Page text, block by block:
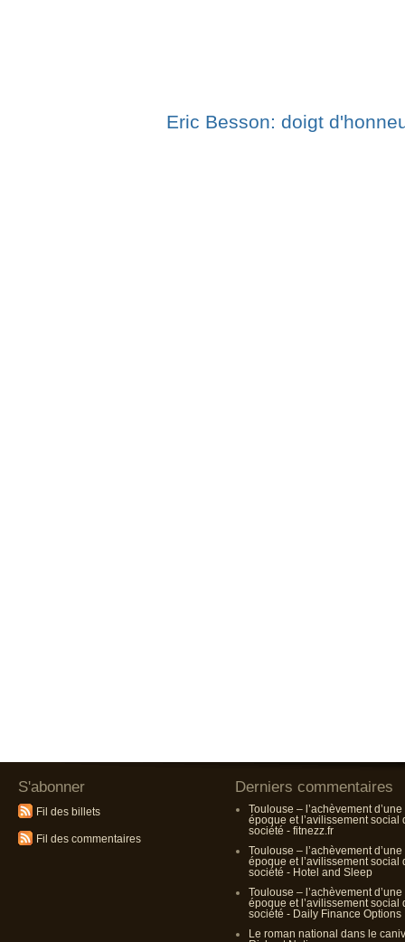
Eric Besson: doigt
S'abonner
Fil des billets
Fil des commentaires
Derniers commentaires
Toulouse – l’achèvement d’une
époque et l’avilissement social
société - fitnezz.fr
Toulouse – l’achèvement d’une
époque et l’avilissement social
société - Hotel and Sleep
Toulouse – l’achèvement d’une
époque et l’avilissement social
société - Daily Finance Options
Le roman national dans le